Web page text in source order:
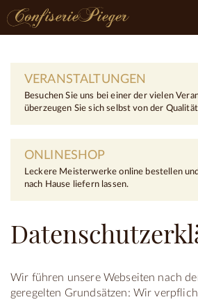
VERANSTALTUNGEN
Besuchen Sie uns bei einer der vielen
überzeugen Sie sich selbst von der
ONLINESHOP
Leckere Meisterwerke online bestellen
nach Hause liefern lassen.
Wir führen unsere Webseiten nach
geregelten Grundsätzen: Wir